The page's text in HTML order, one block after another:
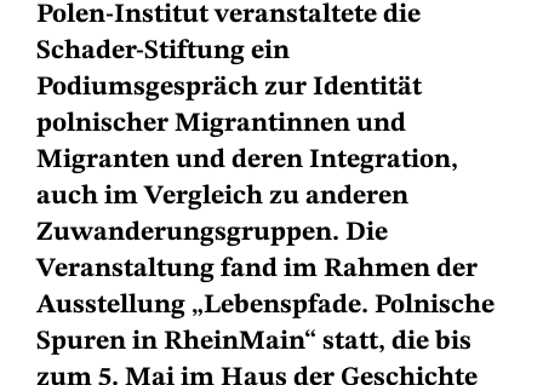
Polen-Institut veranstaltete die
Schader-Stiftung ein
Podiumsgespräch zur Identität
polnischer Migrantinnen und
Migranten und deren Integration,
auch im Vergleich zu anderen
Zuwanderungsgruppen. Die
Veranstaltung fand im Rahmen der
Ausstellung „Lebenspfade. Polnische
Spuren in RheinMain“ statt, die bis
zum 5. Mai im Haus der Geschichte